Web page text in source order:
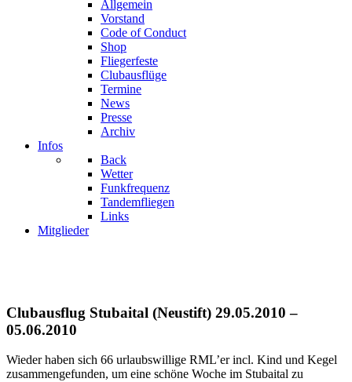
Allgemein
Vorstand
Code of Conduct
Shop
Fliegerfeste
Clubausflüge
Termine
News
Presse
Archiv
Infos
Back
Wetter
Funkfrequenz
Tandemfliegen
Links
Mitglieder
Clubausflug Stubaital (Neustift) 29.05.2010 –
05.06.2010
Wieder haben sich 66 urlaubswillige RML’er incl. Kind und Kegel
zusammengefunden, um eine schöne Woche im Stubaital zu